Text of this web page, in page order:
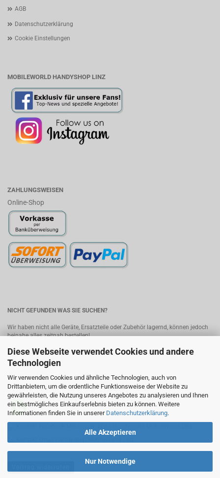
Diese Webseite verwendet Cookies und andere
Technologien
Wir verwenden Cookies und ähnliche Technologien, auch von
Drittanbietern, um die ordentliche Funktionsweise der Website zu
gewährleisten, die Nutzung unseres Angebotes zu analysieren und Ihnen
ein bestmögliches Einkaufserlebnis bieten zu können. Weitere
Informationen finden Sie in unserer Datenschutzerklärung.
Alle Akzeptieren
Nur Notwendige
AGB
Datenschutzerklärung
Cookie Einstellungen
MOBILEWORLD HANDYSHOP LINZ
ZAHLUNGSWEISEN
Online-Shop
NICHT GEFUNDEN WAS SIE SUCHEN?
Wir haben nicht alle Geräte, Ersatzteile oder Zubehör lagernd, können jedoch
beinahe alles zeitnah bestellen!
Bitte senden Sie uns Ihre Anfrage, wir melden uns umgehend mit einem
Angebot.Kontakt
MobileWorld - Ihr Online-Handyshop in Linz